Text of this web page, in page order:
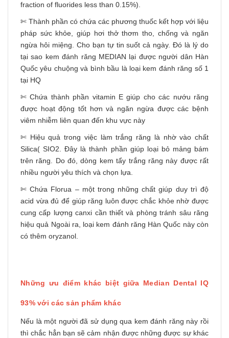
fraction of fluorides less than 0.15%).
✄ Thành phần có chứa các phương thuốc kết hợp với liệu
pháp sức khỏe, giúp hơi thở thơm tho, chống và ngăn
ngừa hôi miệng. Cho bạn tự tin suốt cả ngày. Đó là lý do
tại sao kem đánh răng MEDIAN lại được người dân Hàn
Quốc yêu chuộng và bình bầu là loại kem đánh răng số 1
tại HQ
✄ Chứa thành phần vitamin E giúp cho các nướu răng
được hoạt động tốt hơn và ngăn ngừa được các bệnh
viêm nhiễm liên quan đến khu vực này
✄ Hiệu quả trong việc làm trắng răng là nhờ vào chất
Silica( SIO2. Đây là thành phần giúp loại bỏ mảng bám
trên răng. Do đó, dòng kem tẩy trắng răng này được rất
nhiều người yêu thích và chọn lựa.
✄ Chứa Florua – một trong những chất giúp duy trì độ
acid vừa đủ để giúp răng luôn được chắc khỏe nhờ được
cung cấp lượng canxi cần thiết và phòng tránh sâu răng
hiệu quả Ngoài ra, loại kem đánh răng Hàn Quốc này còn
có thêm oryzanol.
Những ưu điểm khác biệt giữa Median Dental IQ
93% với các sản phẩm khác
Nếu là một người đã sử dụng qua kem đánh răng này rồi
thì chắc hẳn bạn sẽ cảm nhận được những được sự khác